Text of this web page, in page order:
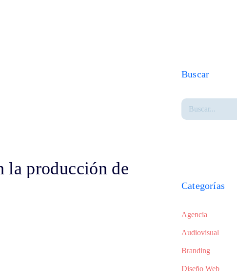
la producción de
Buscar
Categorías
Agencia
Audiovisual
Branding
Diseño Web